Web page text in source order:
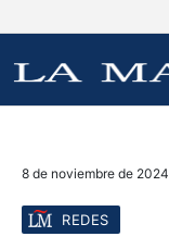
8 de noviembre de 2024
REDES